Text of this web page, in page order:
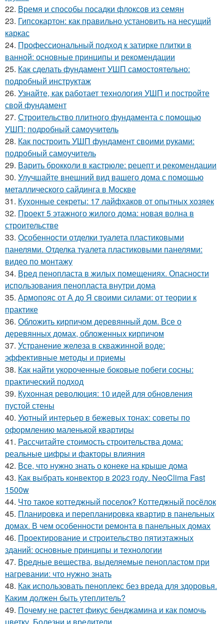
22. Время и способы посадки флоксов из семян
23. Гипсокартон: как правильно установить на несущий
каркас
24. Профессиональный подход к затирке плитки в
ванной: основные принципы и рекомендации
25. Как сделать фундамент УШП самостоятельно:
подробный инструктаж
26. Узнайте, как работает технология УШП и постройте
свой фундамент
27. Строительство плитного фундамента с помощью
УШП: подробный самоучитель
28. Как построить УШП фундамент своими руками:
подробный самоучитель
29. Варить брокколи в кастрюле: рецепт и рекомендации
30. Улучшайте внешний вид вашего дома с помощью
металлического сайдинга в Москве
31. Кухонные секреты: 17 лайфхаков от опытных хозяек
32. Проект 5 этажного жилого дома: новая волна в
строительстве
33. Особенности отделки туалета пластиковыми
панелями. Отделка туалета пластиковыми панелями:
видео по монтажу
34. Вред пенопласта в жилых помещениях. Опасности
использования пенопласта внутри дома
35. Армопояс от А до Я своими силами: от теории к
практике
36. Обложить кирпичом деревянный дом. Все о
деревянных домах, обложенных кирпичом
37. Устранение железа в скважинной воде:
эффективные методы и приемы
38. Как найти укороченные боковые побеги сосны:
практический подход
39. Кухонная революция: 10 идей для обновления
пустой стены
40. Уютный интерьер в бежевых тонах: советы по
оформлению маленькой квартиры
41. Рассчитайте стоимость строительства дома:
реальные цифры и факторы влияния
42. Все, что нужно знать о конеке на крыше дома
43. Как выбрать конвектор в 2023 году. NeoClima Fast
1500w
44. Что такое коттеджный поселок? Коттеджный посёлок
45. Планировка и перепланировка квартир в панельных
домах. В чем особенности ремонта в панельных домах
46. Проектирование и строительство пятиэтажных
зданий: основные принципы и технологии
47. Вредные вещества, выделяемые пенопластом при
нагревании: что нужно знать
48. Как использовать пеноплекс без вреда для здоровья.
Каким должен быть утеплитель?
49. Почему не растет фикус бенджамина и как помочь